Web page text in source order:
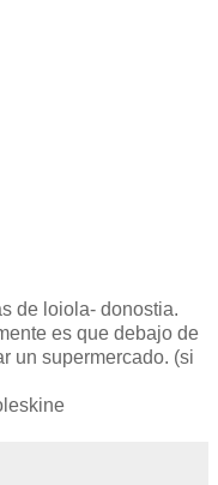
de loiola- donostia.
es que debajo de
un supermercado. (si